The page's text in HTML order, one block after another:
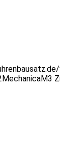
MechanicaM3